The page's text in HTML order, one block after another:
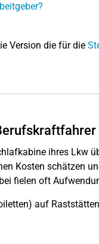
Version die für die
ihres Lkw
Kosten schätzen
fielen oft
auf